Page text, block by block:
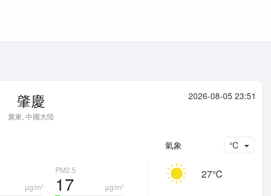
肇慶
廣東, 中國大陸
2026-08-05 23:51
μg/m³
PM2.5
μg/m³
17
氣象 ℃
27℃